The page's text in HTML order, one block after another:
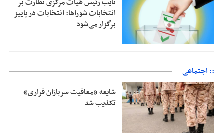
انتخابات شوراها: انتخابات در پاییز
برگزار می‌شود
:: اجتماعی
شایعه «معافیت سربازان فراری»
تکذیب شد